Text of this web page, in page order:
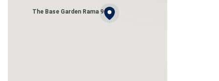
The Base Garden Rama 9